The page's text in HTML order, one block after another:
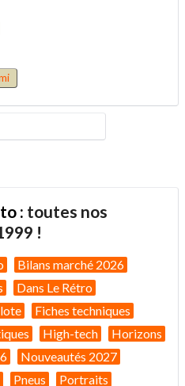
: toutes nos
!
Bilans marché 2026
Dans Le Rétro
Fiches techniques
High-tech
Horizons
Nouveautés 2027
Pneus Portraits